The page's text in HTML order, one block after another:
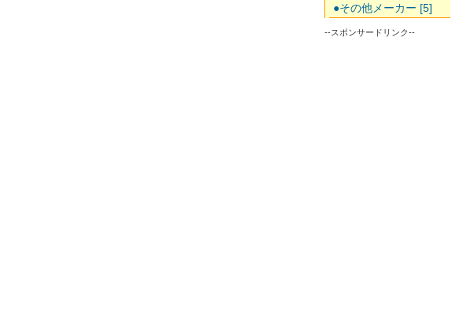
●その他メーカー [5]
--スポンサードリンク--